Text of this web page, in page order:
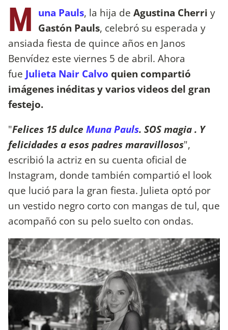
M una Pauls, la hija de Agustina Cherri y
Gastón Pauls, celebró su esperada y
ansiada fiesta de quince años en Janos
Benvídez este viernes 5 de abril. Ahora
fue Julieta Nair Calvo quien compartió
imágenes inéditas y varios videos del gran
festejo.
"Felices 15 dulce Muna Pauls. SOS magia . Y
felicidades a esos padres maravillosos",
escribió la actriz en su cuenta oficial de
Instagram, donde también compartió el look
que lució para la gran fiesta. Julieta optó por
un vestido negro corto con mangas de tul, que
acompañó con su pelo suelto con ondas.